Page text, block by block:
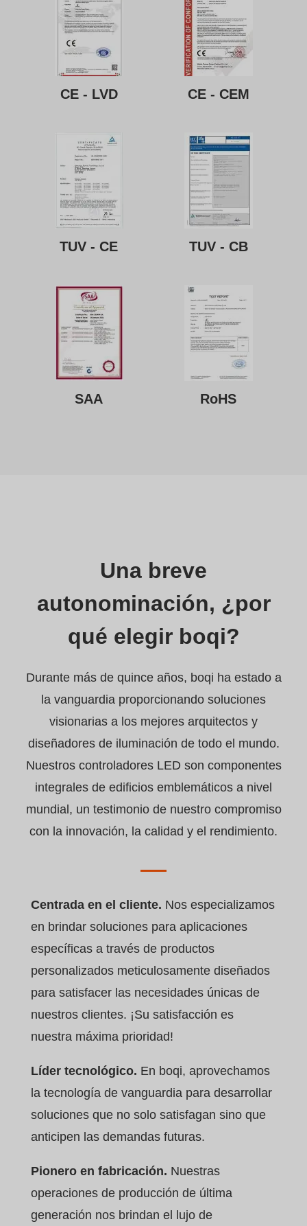
CE - LVD CE - CEM
TUV - CE TUV - CB
SAA RoHS
Una breve
autonominación, ¿por
qué elegir boqi?
Durante más de quince años, boqi ha estado a
la vanguardia proporcionando soluciones
visionarias a los mejores arquitectos y
diseñadores de iluminación de todo el mundo.
Nuestros controladores LED son componentes
integrales de edificios emblemáticos a nivel
mundial, un testimonio de nuestro compromiso
con la innovación, la calidad y el rendimiento.
Centrada en el cliente. Nos especializamos
en brindar soluciones para aplicaciones
específicas a través de productos
personalizados meticulosamente diseñados
para satisfacer las necesidades únicas de
nuestros clientes. ¡Su satisfacción es
nuestra máxima prioridad!
Líder tecnológico. En boqi, aprovechamos
la tecnología de vanguardia para desarrollar
soluciones que no solo satisfagan sino que
anticipen las demandas futuras.
Pionero en fabricación. Nuestras
operaciones de producción de última
generación nos brindan el lujo de